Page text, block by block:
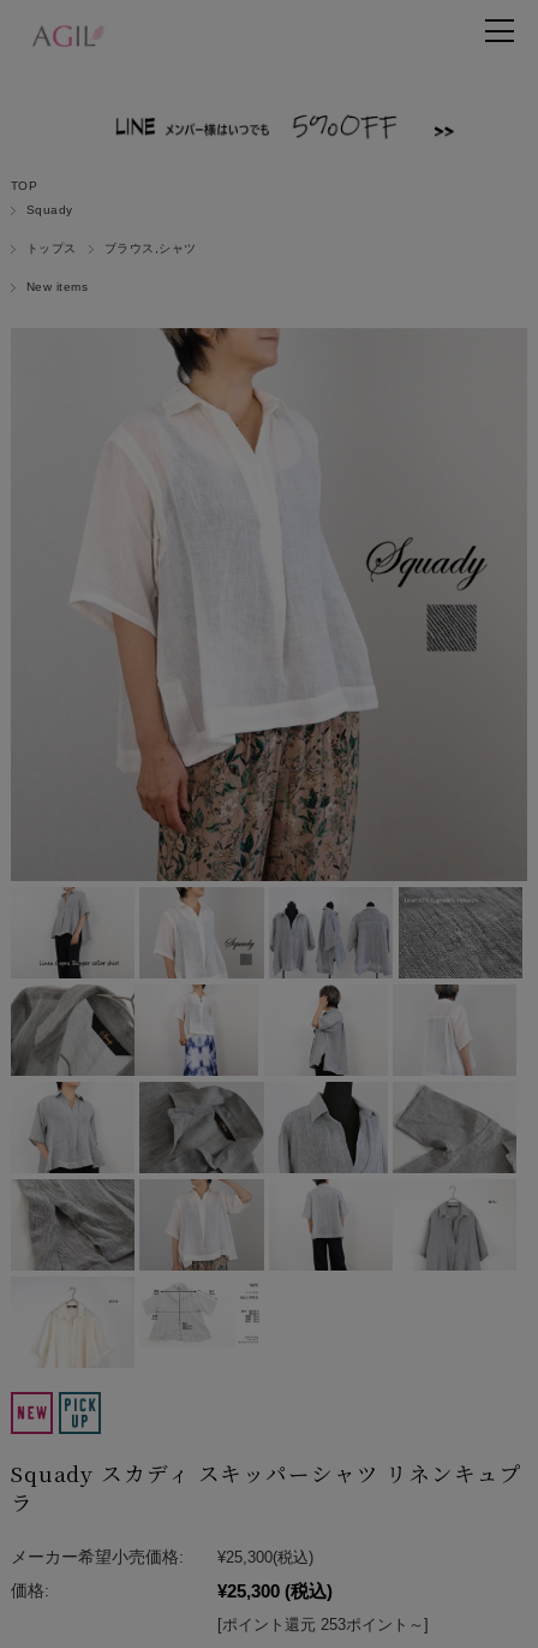
TOP
Squady
トップス ブラウス,シャツ
New items
Squady スカディ スキッパーシャツ リネンキュプ
ラ
メーカー希望小売価格: ¥25,300(税込)
価格:
¥25,300 (税込)
[ポイント還元 253ポイント～]